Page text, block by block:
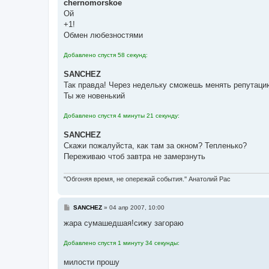
щ
е
и
chernomorskoe
Ой
+1!
Обмен любезностями
Добавлено спустя 58 секунд:
SANCHEZ
Так правда! Через недельку сможешь менять
Ты же новенький
Добавлено спустя 4 минуты 21 секунду:
SANCHEZ
Скажи пожалуйста, как там за окном? Тепленько?
Переживаю чтоб завтра не замерзнуть
''Обгоняя время, не опережай события.'' Анатолий Рас
С
о
б
е
е
SANCHEZ» 04 апр 2007, 10:00
жара сумашедшая!сижу загораю
Добавлено спустя 1 минуту 34 секунды:
милости прошу